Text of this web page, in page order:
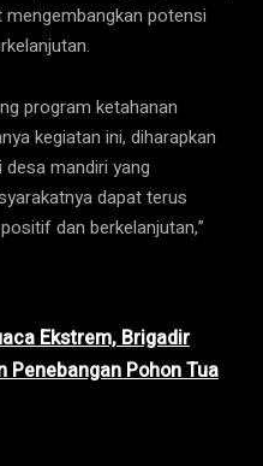
potensi
program ketahanan
kegiatan ini, diharapkan
mandiri yang
dapat terus
dan berkelanjutan,”
Ekstrem, Brigadir
Penebangan Pohon Tua